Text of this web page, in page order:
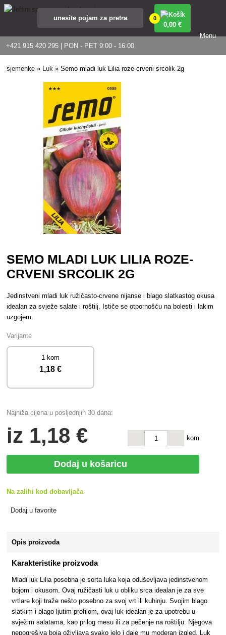
+421 915 420 295 | PON - PET 9:00 - 16:00
0
0,00 €
Menu
sjemenke » Luk »Semo mladi luk Lilia roze-crveni srcolik 2g
SEMO MLADI LUK LILIA ROZE-
CRVENI SRCOLIK 2G
Jedinstveni mladi luk ružičasto-crvene nijanse i blago slatkastog okusa
idealan za svježe salate i roštilj. Ističe se otpornošću na bolesti i lakim
uzgojem.
Varijante
1 kom
1,18 €
Najniža cijena u posljednjih 30 dana:
iz 1,18 € kom
Dodaj u košaricu
Na zalihi kod dobavljača
Dodaj u favorite
Opis proizvoda
Karakteristike proizvoda
Mladi luk Lilia posebna je sorta luka koja oduševljava jedinstvenom
bojom i okusom. Ovaj ružičasti luk u obliku srca idealan je za sve
vrtlare koji traže nešto posebno za svoj vrt ili kuhinju. Svojim blago
slatkim i blago ljutim profilom, ovaj luk idealan je za upotrebu u
svježim salatama, kao prilog mesu ili za pečenje na roštilju. Njegova
nepogrešiva boja oživljava svako jelo i daje mu moderan izgled. Luk